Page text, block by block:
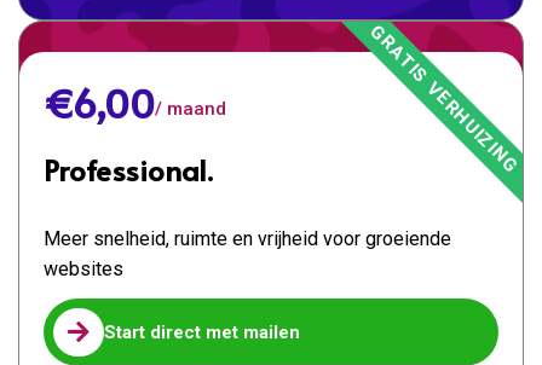
€6,00/ maand
Professional.
Meer snelheid, ruimte en vrijheid voor groeiende
websites
 Start direct met mailen